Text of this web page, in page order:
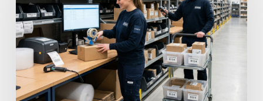
e-
handlare
–
därför
kan
extern